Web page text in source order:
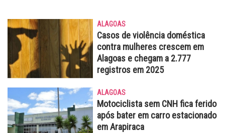
ALAGOAS
Casos de violência doméstica
contra mulheres crescem em
Alagoas e chegam a 2.777
registros em 2025
ALAGOAS
Motociclista sem CNH fica ferido
após bater em carro estacionado
em Arapiraca